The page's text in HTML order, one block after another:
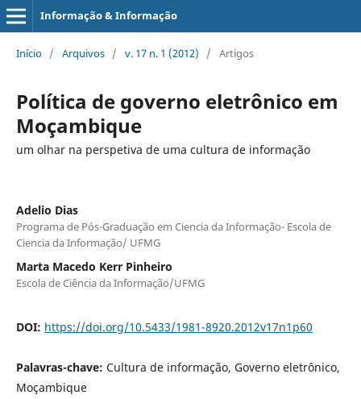
Informação & Informação
Início / Arquivos / v. 17 n. 1 (2012) / Artigos
Política de governo eletrônico em
Moçambique
um olhar na perspetiva de uma cultura de informação
Adelio Dias
Programa de Pós-Graduação em Ciencia da Informação- Escola de
Ciencia da Informação/ UFMG
Marta Macedo Kerr Pinheiro
Escola de Ciência da Informação/UFMG
DOI: https://doi.org/10.5433/1981-8920.2012v17n1p60
Palavras-chave: Cultura de informação, Governo eletrônico,
Moçambique